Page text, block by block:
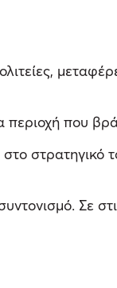
περιοχή που
στρατηγικό
Σε